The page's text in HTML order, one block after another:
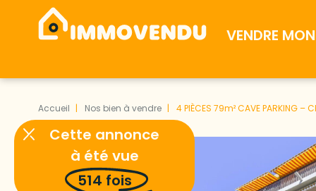
VENDRE
Accueil Nos bien à vendre 4 PIÈCES 79m² CAVE PARKING –
Cette annonce
à été vue
514 fois